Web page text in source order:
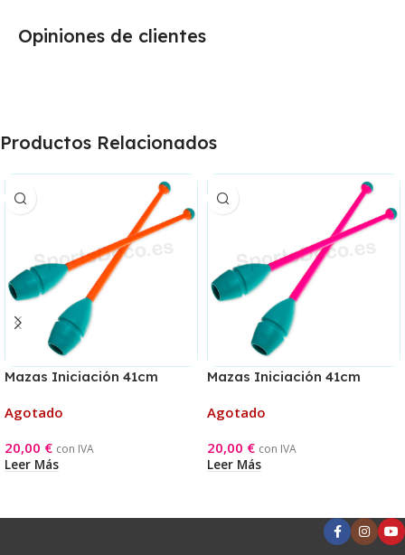
Opiniones de clientes
Productos Relacionados
Mazas Iniciación 41cm
Agotado
20,00 € con IVA
Leer Más
Mazas Iniciación 41cm
Agotado
20,00 € con IVA
Leer Más